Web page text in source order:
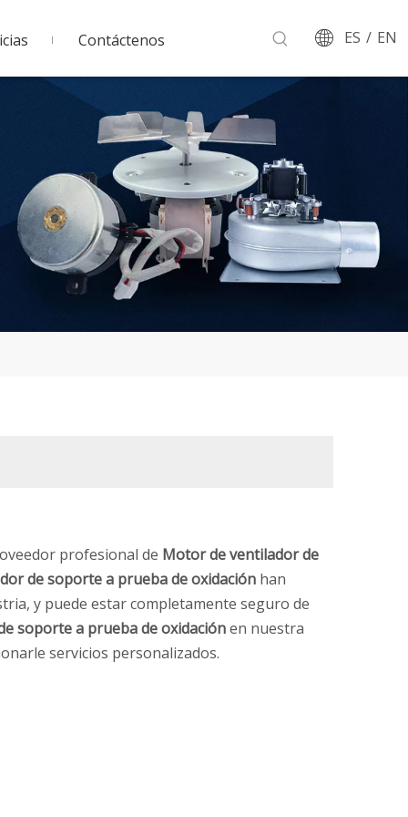
Contáctenos ES / EN
profesional de Motor de ventilador de
de soporte a prueba de oxidación han
y puede estar completamente seguro de
soporte a prueba de oxidaciónen nuestra
servicios personalizados.